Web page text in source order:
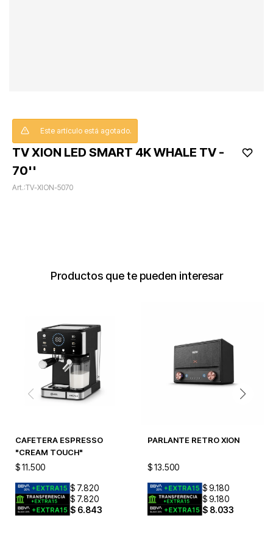
TV XION LED SMART 4K WHALE TV -
70''
TV-XION-5070
Este artículo está agotado.
Productos que te pueden interesar
CAFETERA ESPRESSO
"CREAM TOUCH"
$11.500
$ 7.820
$ 7.820
$ 6.843
PARLANTE RETRO XION
$ 13.500
$ 9.180
$ 9.180
$ 8.033